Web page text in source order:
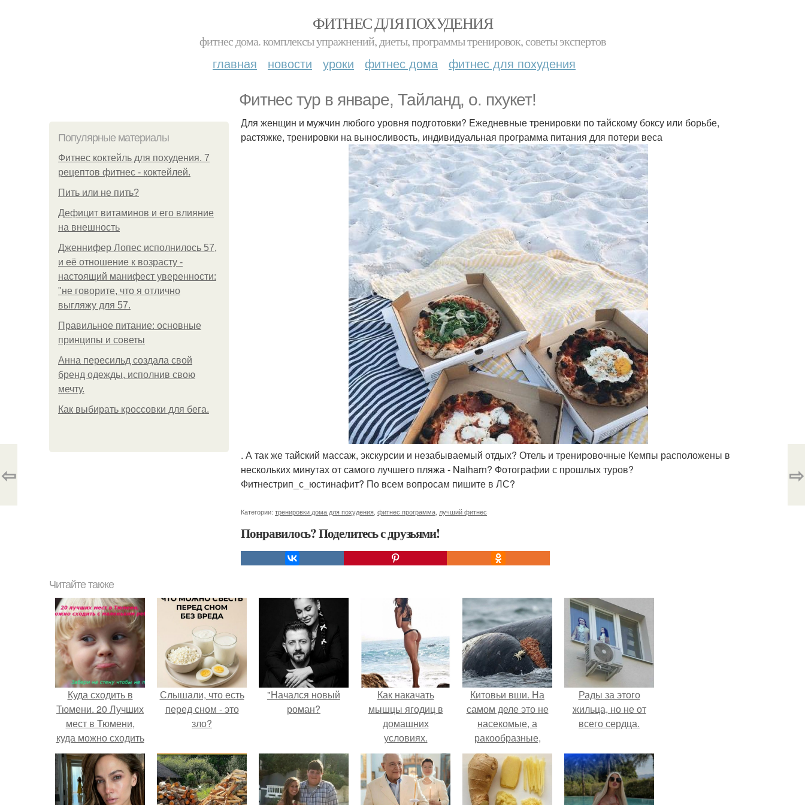
ФИТНЕС ДЛЯ ПОХУДЕНИЯ
фитнес дома. комплексы упражнений, диеты, программы тренировок, советы экспертов
главная новости уроки фитнес дома фитнес для похудения
Фитнес тур в январе, Тайланд, о. пхукет!
Популярные материалы
Фитнес коктейль для похудения. 7
рецептов фитнес - коктейлей.
Пить или не пить?
Дефицит витаминов и его влияние
на внешность
Дженнифер Лопес исполнилось 57,
и её отношение к возрасту -
настоящий манифест уверенности:
"не говорите, что я отлично
выгляжу для 57.
Правильное питание: основные
принципы и советы
Анна пересильд создала свой
бренд одежды, исполнив свою
мечту.
Как выбирать кроссовки для бега.
Для женщин и мужчин любого уровня подготовки? Ежедневные тренировки по тайскому боксу или борьбе,
растяжке, тренировки на выносливость, индивидуальная программа питания для потери веса
. А так же тайский массаж, экскурсии и незабываемый отдых? Отель и тренировочные Кемпы расположены в
нескольких минутах от самого лучшего пляжа - Naiharn? Фотографии с прошлых туров?
Фитнестрип_с_юстинафит? По всем вопросам пишите в ЛС?
Категории: тренировки дома для похудения фитнес программа лучший фитнес
Понравилось? Поделитесь с друзьями!
⇦ ⇨
Читайте также
Куда сходить в
Тюмени. 20 Лучших
мест в Тюмени,
куда можно сходить
с маленьким
ребенком
Слышали, что есть
перед сном - это
зло?
"Начался новый
роман?
Как накачать
мышцы ягодиц в
домашних
условиях.
Китовьи вши. На
самом деле это не
насекомые, а
ракообразные,
относящиеся к
бокоплавам.
Рады за этого
жильца, но не от
всего сердца.